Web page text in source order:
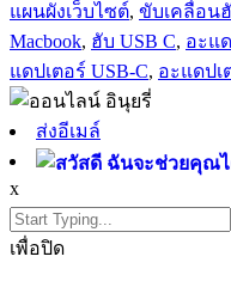
แผนผังเว็บไซต์, ขับเคลื่อน
Macbook, ฮับ ​​USB C, อะแ
แดปเตอร์ USB-C, อะแดปเ
ส่งอีเมล์
x
เพื่อปิด